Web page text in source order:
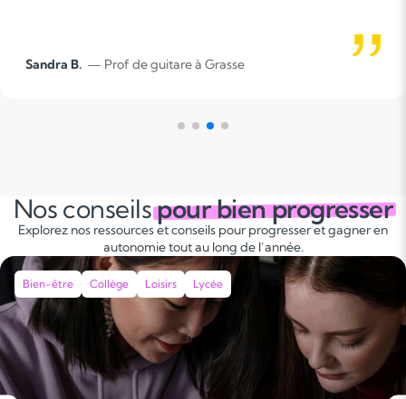
— Prof de guitare à Grasse
Nos conseilspour bien progresser
Explorez nos ressources et conseils pour progresser et gagner en
autonomie tout au long de l’année.
Bien-être Collège Loisirs Lycée